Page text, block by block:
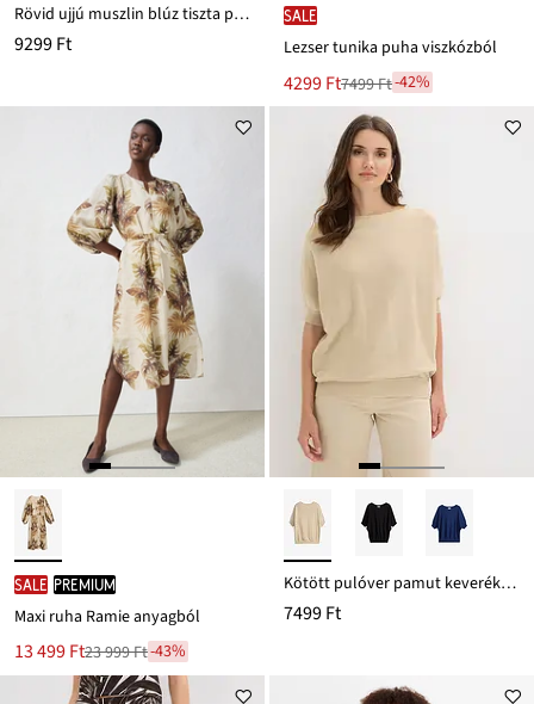
Rövid ujjú muszlin blúz tiszta pamutból
9299 Ft
SALE
Lezser tunika puha viszkózból
Új
ár
4299 Ft
Leárazva7499 Ft-42%
SALE PREMIUM
Maxi ruha Ramie anyagból
Új
ár
13 499 Ft
Leárazva
23 999 Ft
23 999 Ft-43%
Kötött pulóver pamut keverékből
7499 Ft